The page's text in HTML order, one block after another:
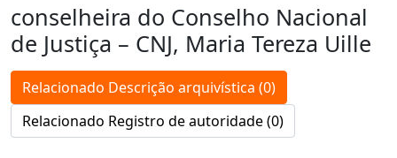
conselheira do Conselho Nacional
de Justiça – CNJ, Maria Tereza Uille
Relacionado Descrição arquivística (0)
Relacionado Registro de autoridade (0)